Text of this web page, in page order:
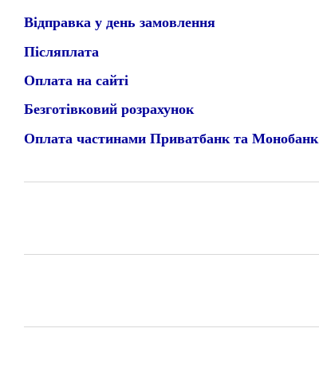
Відправка у день замовлення
Післяплата
Оплата на сайті
Безготівковий розрахунок
Оплата частинами Приватбанк та Монобанк